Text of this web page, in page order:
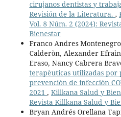
cirujanos dentistas y
Revisión de la Literatura. ,
Vol. 8 Núm. 2 (2024):
Bienestar
Franco Andres
Calderòn, Alexander
Eraso, Nancy Cabrera
terapèuticas utilizadas por
prevenciòn de infecciòn
2021 , Killkana Salud y
Revista Killkana Salud y
Bryan Andrés Orellana